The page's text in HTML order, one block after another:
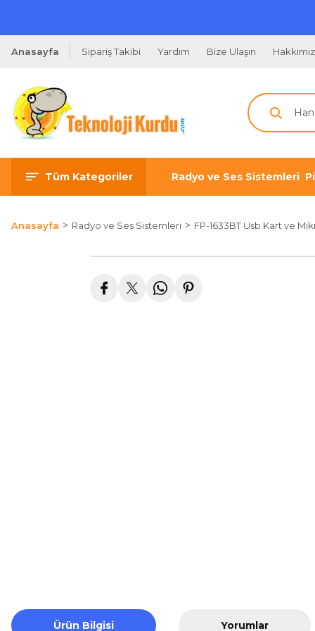
Anasayfa Sipariş Takibi Yardım Bize Ulaşın
Tüm Kategoriler Radyo ve Ses Sistemleri
Anasayfa Radyo ve Ses Sistemleri FP-1633BT Usb Kart ve
Ürün Bilgisi Yorumlar